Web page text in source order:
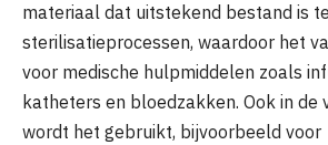
materiaal dat uitstekend bestand is
sterilisatieprocessen, waardoor het
voor medische hulpmiddelen zoals
katheters en bloedzakken. Ook in de
wordt het gebruikt, bijvoorbeeld voor